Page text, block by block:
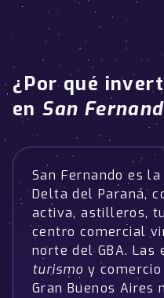
¿Por qué
en San
San Fernando es
Delta del Paraná,
activa, astilleros,
centro comercial
norte del GBA. Las
turismo y
Gran Buenos Aires